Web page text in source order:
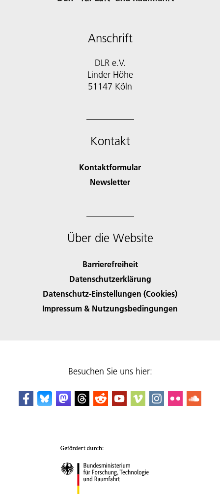
Anschrift
DLR e.V.
Linder Höhe
51147 Köln
Kontakt
Kontaktformular
Newsletter
Über die Website
Barrierefreiheit
Datenschutzerklärung
Datenschutz-Einstellungen (Cookies)
Impressum & Nutzungsbedingungen
Besuchen Sie uns hier: